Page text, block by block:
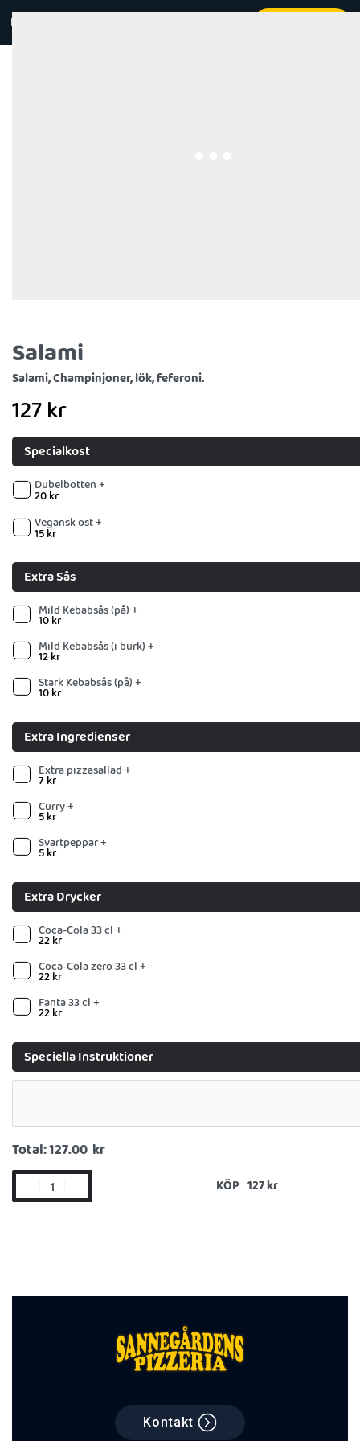
Kontakt
Salami
Salami, Champinjoner, lök, feferoni.
127kr
Specialkost
Dubelbotten +
20kr
Vegansk ost +
15kr
Extra Sås
Mild Kebabsås (på) +
10kr
Mild Kebabsås (i burk) +
12kr
Stark Kebabsås (på) +
10kr
Extra Ingredienser
Extra pizzasallad +
7kr
Curry +
5kr
Svartpeppar +
5kr
Extra Drycker
Coca-Cola 33 cl +
22kr
Coca-Cola zero 33 cl +
22kr
Fanta 33 cl +
22kr
Speciella Instruktioner
Total:127.00 kr
KÖP
Kontakt